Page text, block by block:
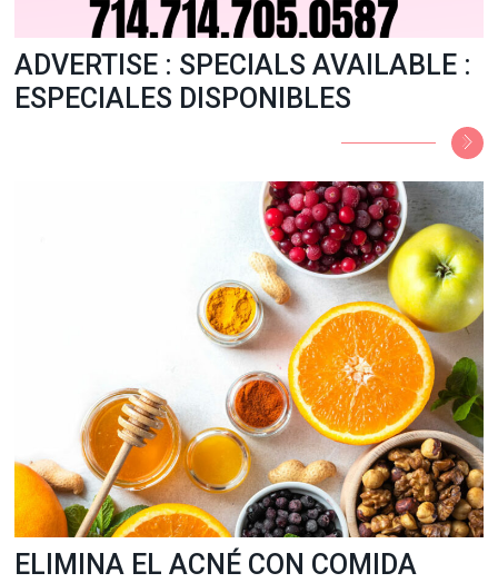
ADVERTISE : SPECIALS AVAILABLE :
ESPECIALES DISPONIBLES
ELIMINA EL ACNÉ CON COMIDA